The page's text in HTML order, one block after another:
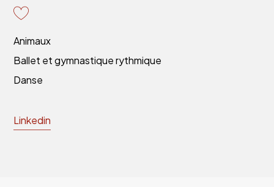
Animaux
Ballet et gymnastique rythmique
Danse
Linkedin